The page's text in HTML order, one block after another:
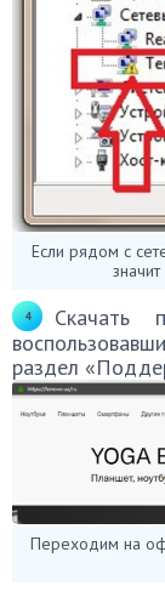
Если рядом с
Скачать
раздел
Переходим на